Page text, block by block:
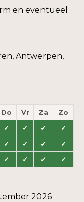
en eventueel
Antwerpen,
Do Vr Za
Zo
✓ ✓ ✓
✓
✓ ✓ ✓
✓
✓ ✓ ✓ ✓
2026